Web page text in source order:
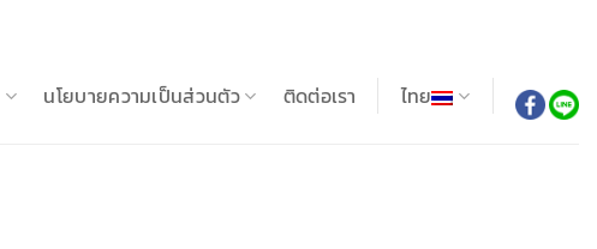
นโยบายความเป็นส่วนตัว ติดต่อเรา ไทย